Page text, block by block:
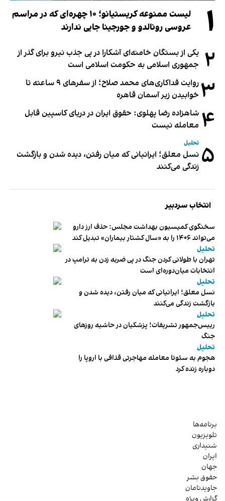
۱
لیست ممنوعه کریستیانو؛ ۱۰ چهره‌ای که در مراسم
عروسی رونالدو و جورجینا جایی ندارند
۲ یکی از بستگان خامنه‌ای آشکارا در پی جذب نیرو برای گذر از
جمهوری اسلامی به حکومت اسلامی است
۳
روایت فداکاری‌های محمد صلاح؛ از سفرهای ۹ ساعته تا
خوابیدن زیر آسمان قاهره
۴ شاهزاده رضا پهلوی: حقوق ایران در دریای کاسپین قابل
معامله نیست
۵ تحلیل
نسل معلق؛ ایرانیانی که میان رفتن، دیده شدن و بازگشت
زندگی می‌کنند
انتخاب سردبیر
سخنگوی کمیسیون بهداشت مجلس: حذف ارز دارو
می‌تواند ۱۴۰۶ را به «سال کشتار بیماران» تبدیل کند
تحلیل
تهران با طولانی کردن جنگ در پی ضربه زدن به ترامپ در
انتخابات میان‌دوره‌ای است
تحلیل
نسل معلق؛ ایرانیانی که میان رفتن، دیده شدن و
بازگشت زندگی می‌کنند
تحلیل
رییس‌جمهور تشریفات؛ پزشکیان در حاشیه روزهای
جنگ
تحلیل
هجوم به سئوتا معامله مهاجرتی قذافی با اروپا را
دوباره زنده کرد
برنامه‌ها
تلویزیون
شنیداری
ایران
جهان
حقوق بشر
جاویدنامان